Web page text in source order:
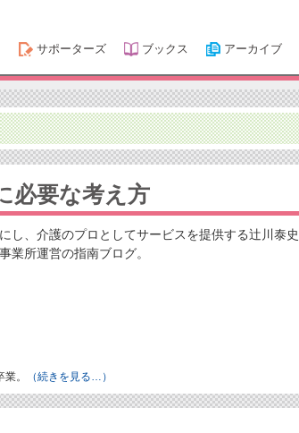
サポーターズ ブックス アーカイブ
必要な考え方
し、介護のプロとしてサービスを提供する辻川泰史
業所運営の指南ブログ。
。 （続きを見る…）